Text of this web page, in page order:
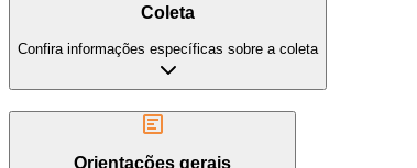
Coleta
Confira informações específicas sobre a coleta
Orientações gerais